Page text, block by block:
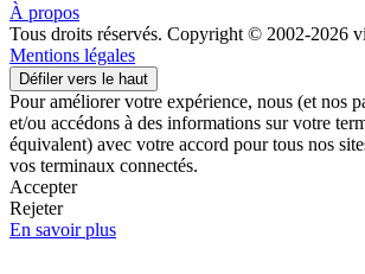
À propos
Tous droits réservés. Copyright © 2002-2026
Mentions légales
Défiler vers le haut
Pour améliorer votre expérience, nous (et nos
et/ou accédons à des informations sur votre
équivalent) avec votre accord pour tous nos
vos terminaux connectés.
Accepter
Rejeter
En savoir plus